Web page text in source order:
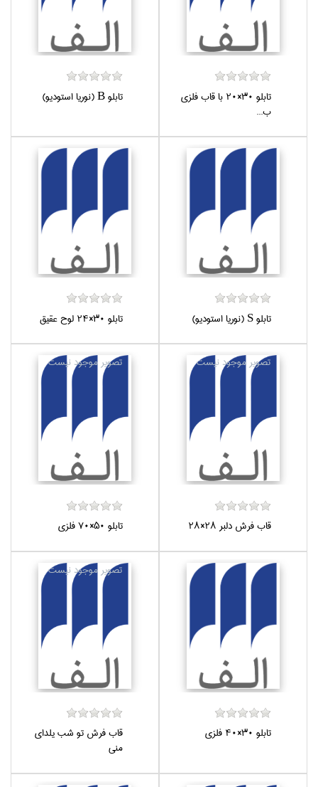
تابلو 30×20 با قاب فلزي
ب...
تابلو B (نوريا استوديو)
تابلو S (نوريا استوديو) تابلو 30×24 لوح عقيق
قاب فرش دلبر 28×28 تابلو 50×70 فلزي
تابلو 30×40 فلزي
قاب فرش تو شب يلداي
مني